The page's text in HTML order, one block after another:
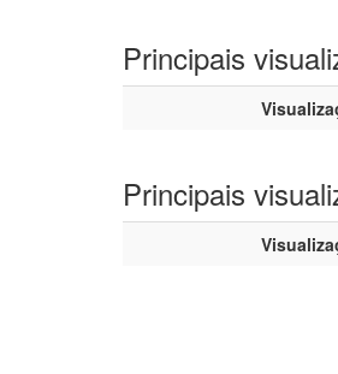
Principais
Principais